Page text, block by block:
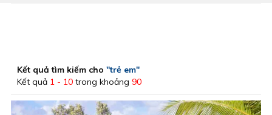
Kết quả tìm kiếm cho "trẻ em"
Kết quả 1 - 10 trong khoảng 90